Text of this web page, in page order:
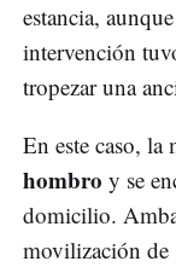
estancia,
intervención
tropezar una
En este caso,
hombro y se
domicilio.
movilización de